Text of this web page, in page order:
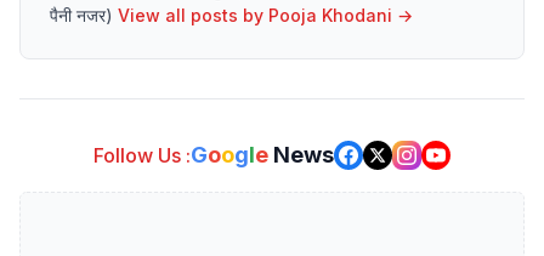
पैनी नजर) View all posts by Pooja Khodani →
Follow Us :Google News